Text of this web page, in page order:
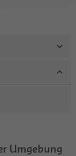
Umgebung